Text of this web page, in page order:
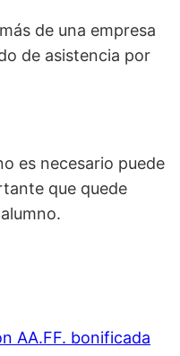
de una empresa
de asistencia por
es necesario puede
que quede